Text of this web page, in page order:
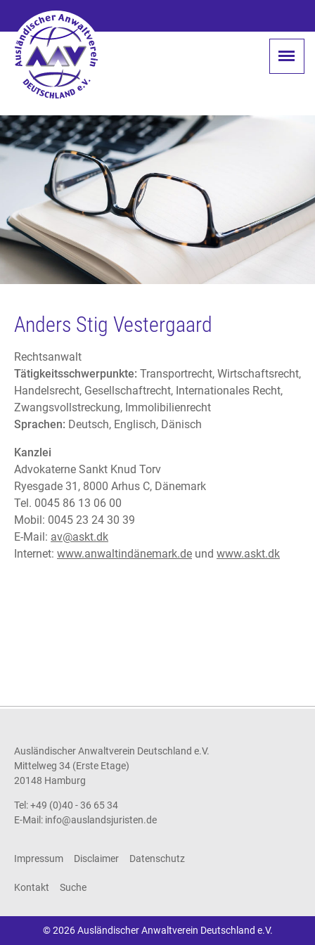
Anders Stig Vestergaard
Rechtsanwalt
Tätigkeitsschwerpunkte: Transportrecht, Wirtschaftsrecht,
Handelsrecht, Gesellschaftrecht, Internationales Recht,
Zwangsvollstreckung, Immolibilienrecht
Sprachen: Deutsch, Englisch, Dänisch
Kanzlei
Advokaterne Sankt Knud Torv
Ryesgade 31, 8000 Arhus C, Dänemark
Tel. 0045 86 13 06 00
Mobil: 0045 23 24 30 39
E-Mail: av@askt.dk
Internet: www.anwaltindänemark.de und www.askt.dk
Ausländischer Anwaltverein Deutschland e.V.
Mittelweg 34 (Erste Etage)
20148 Hamburg
Tel: +49 (0)40 - 36 65 34
E-Mail: info@auslandsjuristen.de
Impressum Disclaimer Datenschutz
Kontakt Suche
© 2026 Ausländischer Anwaltverein Deutschland e.V.